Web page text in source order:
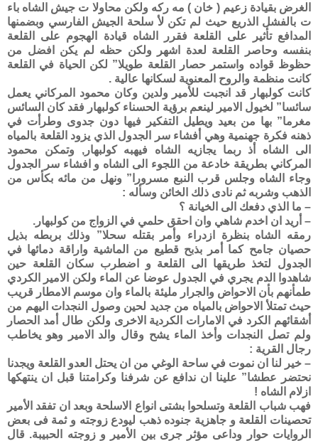
الغرض بقيادة زعيم ( خان ) مه ركه ولكن محاولا ت جيش الشاه باء
ت بالفشل الذريع حيث لم تكن لأ سلحة الجيش الفارسي وبضمنها
المدافع تأثير على القلعة فقرر الشاه قيادة الهجوم على القلعة
بنفسه وحاصر القلعة لعدة اشهر ولكن حظه لم يكن افضل من
حظوظ قواده واستمر حصار القلعة طويلا” لكن الحياة في القلعة
كانت منظمة والروح المعنوية لسكانها عالية .
كانت كولبهار قد انجبت للأمير ولدين وكان محمود المركاني يعمل
سائسا” لخيول الامير لينعم برؤية الحسناء كولبهار فقد كان السائس
مغرما” بها من بعيد ويطيل التفكير فيها دون جدوى وطرأت في
ذهنه فكرة جهنمية وهي أفشاء سر الجدول الذي يزود القلعة بالمياه
الى الشاه أذ ربما يجازيه الشاه فيهبه كولبهار, وتمكن محمود
المركاني بطريقة خادعة من اللجوء الى الشاه و افشاء سر الجدول
وجاء الشاه وجلس قرب النبع مسرورا” ونهل من مائه بكأس من
الذهب وشربه ثم نادى ذلك الخائن وسأله :
– ما الذي دفعك الى الخيانة ؟
– أريد ان اخدم شاهي وان احقق حلمي في الزواج من كولبهار.
رمقه الشاه بنظرة ازدراء وأمر بقتله سحلا” وذلك بربطه بذيل
حصيان جامح كما أمر بذبح قطيع من الماشية واراقة دمائها في
الجدول لتخذ طريقها الى القلعة و اضطرب سكان القلعة حين
شاهدوا الدم يجري في الجدول عوضا عن الماء ولكن الامير الكردي
طمأنهم بأن الاحواض والجرار مليئة بالماء وان موسم الامطار قريب
حيث تمتلأ الاحواض بالمياه من جديد لحين وصول النجدات اليهم من
أشقائهم الكرد في الامارات الكردية الاخرى ولكن طال أمد الحصار
ولم تصل النجدات وأخذ الماء يشح وقال والد الامير وهو يخاطب
رجال القرية :
– خير لنا ان نموت في ساحة الوغي من ان يحتل العدو القلعة ويجدنا
نحتضر عطشا” علينا ان ندافع عن شرفنا وكرامتنا قبل ان ينتهكها
ازلام الشاه !
فهب شباب القلعة وتسلحوا بشتى انواع الاسلحة وبعد ان تفقد الأمير
تحصينات القلعة و جاهزية جنوده ذهب ليودع زوجته و ثمة فى بعض
الروايات حوار وداعى مؤثر جرى بين الأمير و زوجته الحبيبة. قال